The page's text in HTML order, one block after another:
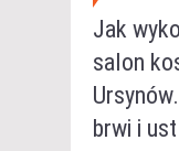
Jak
salon
brwi i ust